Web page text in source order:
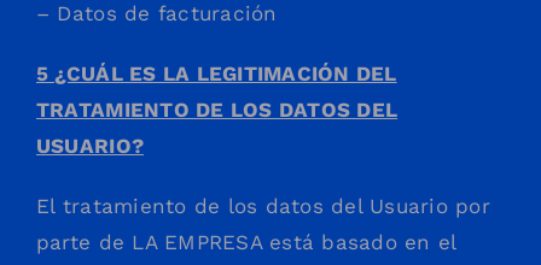
– Datos de facturación
5 ¿CUÁL ES LA LEGITIMACIÓN DEL
TRATAMIENTO DE LOS DATOS DEL
USUARIO?
El tratamiento de los datos del Usuario por
parte de LA EMPRESA está basado en el